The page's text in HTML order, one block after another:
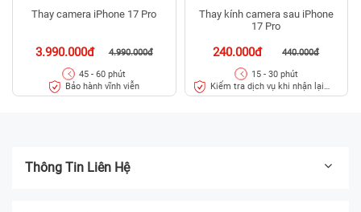
Thay camera iPhone 17 Pro
3.990.000đ 4.990.000đ
45 - 60 phút
Bảo hành vĩnh viễn
Thay kính camera sau iPhone
17 Pro
240.000đ 440.000đ
15 - 30 phút
Kiểm tra dịch vụ khi nhận lại
máy
Thông Tin Liên Hệ